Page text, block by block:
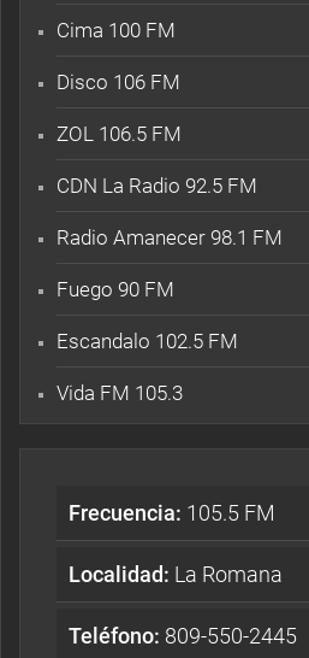
Frecuencia: 105.5 FM
Localidad: La Romana
Teléfono: 809-550-2445
Cima 100 FM
Disco 106 FM
ZOL 106.5 FM
CDN La Radio 92.5 FM
Radio Amanecer 98.1 FM
Fuego 90 FM
Escandalo 102.5 FM
Vida FM 105.3